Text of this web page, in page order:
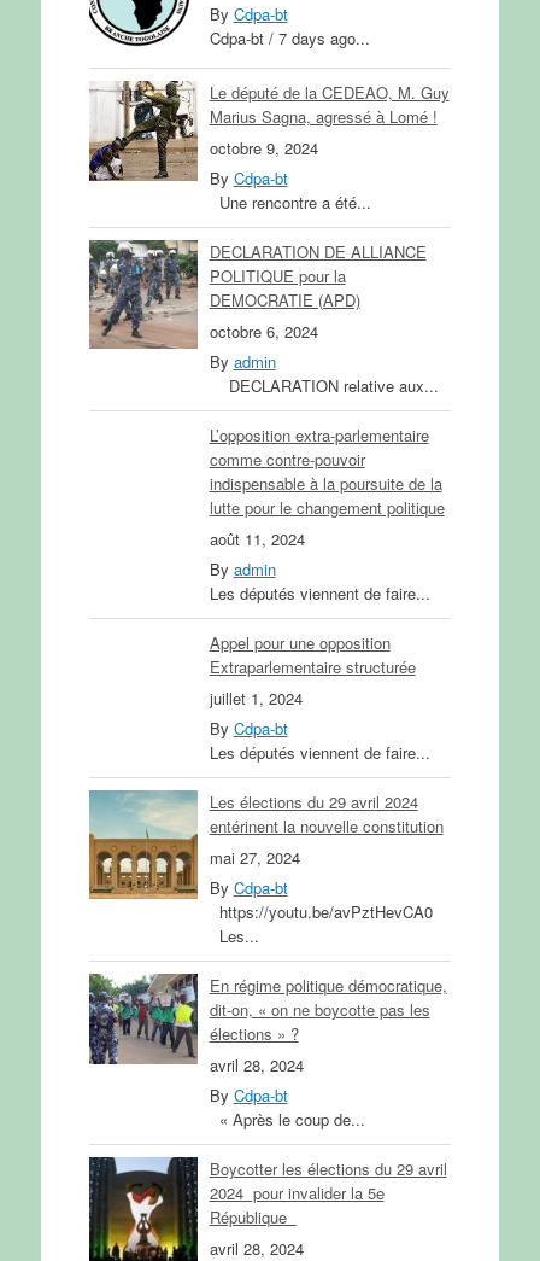
By Cdpa-bt
Cdpa-bt / 7 days ago...
Le député de la CEDEAO, M. Guy
Marius Sagna, agressé à Lomé !
octobre 9, 2024
By Cdpa-bt
Une rencontre a été...
DECLARATION DE ALLIANCE
POLITIQUE pour la
DEMOCRATIE (APD)
octobre 6, 2024
By admin
DECLARATION relative aux...
L’opposition extra-parlementaire
comme contre-pouvoir
indispensable à la poursuite de la
lutte pour le changement politique
août 11, 2024
By admin
Les députés viennent de faire...
Appel pour une opposition
Extraparlementaire structurée
juillet 1, 2024
By Cdpa-bt
Les députés viennent de faire...
Les élections du 29 avril 2024
entérinent la nouvelle constitution
mai 27, 2024
By Cdpa-bt
https://youtu.be/avPztHevCA0
Les...
En régime politique démocratique,
dit-on, « on ne boycotte pas les
élections » ?
avril 28, 2024
By Cdpa-bt
« Après le coup de...
Boycotter les élections du 29 avril
2024 pour invalider la 5e
République
avril 28, 2024